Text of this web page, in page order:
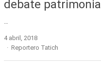
debate patrimonial
4 abril, 2018
Author
Reportero Tatich